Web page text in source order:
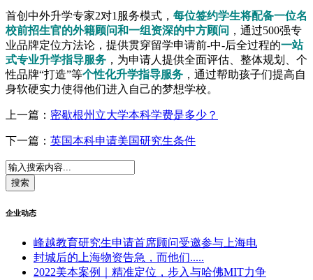
首创中外升学专家2对1服务模式， 每位签约学生将配备一位名
校前招生官的外籍顾问和一组资深的中方顾问 ，通过500强专
业品牌定位方法论，提供贯穿留学申请前-中-后全过程的一站
式专业升学指导服务 ，为申请人提供全面评估、整体规划、个
性品牌“打造”等个性化升学指导服务 ，通过帮助孩子们提高自
身软硬实力使得他们进入自己的梦想学校。
上一篇： 密歇根州立大学本科学费是多少？
下一篇： 英国本科申请美国研究生条件
企业动态
峰越教育研究生申请首席顾问受邀参与上海电
封城后的上海物资告急，而他们.....
2022美本案例｜精准定位，步入与哈佛MIT力争